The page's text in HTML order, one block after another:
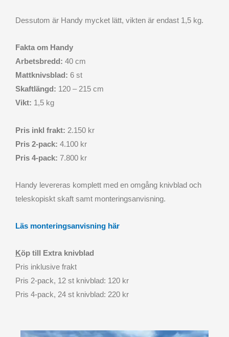
Dessutom är Handy mycket lätt, vikten är endast 1,5 kg.
Fakta om Handy
Arbetsbredd: 40 cm
Mattknivsblad: 6 st
Skaftlängd: 120 – 215 cm
Vikt: 1,5 kg
Pris inkl frakt: 2.150 kr
Pris 2-pack: 4.100 kr
Pris 4-pack: 7.800 kr
Handy levereras komplett med en omgång knivblad och
teleskopiskt skaft samt monteringsanvisning.
Läs monteringsanvisning här
Köp till Extra knivblad
Pris inklusive frakt
Pris 2-pack, 12 st knivblad: 120 kr
Pris 4-pack, 24 st knivblad: 220 kr